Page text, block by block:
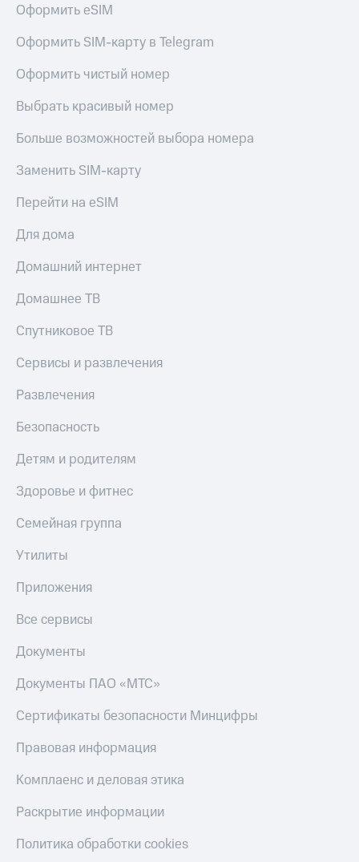
Оформить eSIM
Оформить SIM-карту в Telegram
Оформить чистый номер
Выбрать красивый номер
Больше возможностей выбора номера
Заменить SIM-карту
Перейти на eSIM
Для дома
Домашний интернет
Домашнее ТВ
Спутниковое ТВ
Сервисы и развлечения
Развлечения
Безопасность
Детям и родителям
Здоровье и фитнес
Семейная группа
Утилиты
Приложения
Все сервисы
Документы
Документы ПАО «МТС»
Сертификаты безопасности Минцифры
Правовая информация
Комплаенс и деловая этика
Раскрытие информации
Политика обработки cookies